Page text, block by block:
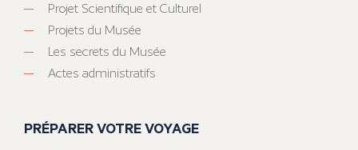
Projet Scientifique et Culturel
Projets du Musée
Les secrets du Musée
Actes administratifs
PRÉPARER VOTRE VOYAGE